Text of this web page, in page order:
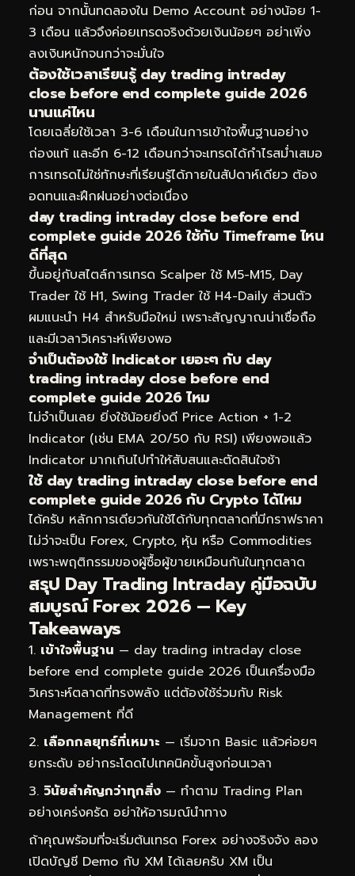
ก่อน จากนั้นทดลองใน Demo Account อย่างน้อย 1-
3 เดือน แล้วจึงค่อยเทรดจริงด้วยเงินน้อยๆ อย่าเพิ่ง
ลงเงินหนักจนกว่าจะมั่นใจ
ต้องใช้เวลาเรียนรู้ day trading intraday
close before end complete guide 2026
นานแค่ไหน
โดยเฉลี่ยใช้เวลา 3-6 เดือนในการเข้าใจพื้นฐานอย่าง
ถ่องแท้ และอีก 6-12 เดือนกว่าจะเทรดได้กำไรสม่ำเสมอ
การเทรดไม่ใช่ทักษะที่เรียนรู้ได้ภายในสัปดาห์เดียว ต้อง
อดทนและฝึกฝนอย่างต่อเนื่อง
day trading intraday close before end
complete guide 2026 ใช้กับ Timeframe ไหน
ดีที่สุด
ขึ้นอยู่กับสไตล์การเทรด Scalper ใช้ M5-M15, Day
Trader ใช้ H1, Swing Trader ใช้ H4-Daily ส่วนตัว
ผมแนะนำ H4 สำหรับมือใหม่ เพราะสัญญาณน่าเชื่อถือ
และมีเวลาวิเคราะห์เพียงพอ
จำเป็นต้องใช้ Indicator เยอะๆ กับ day
trading intraday close before end
complete guide 2026 ไหม
ไม่จำเป็นเลย ยิ่งใช้น้อยยิ่งดี Price Action + 1-2
Indicator (เช่น EMA 20/50 กับ RSI) เพียงพอแล้ว
Indicator มากเกินไปทำให้สับสนและตัดสินใจช้า
ใช้ day trading intraday close before end
complete guide 2026 กับ Crypto ได้ไหม
ได้ครับ หลักการเดียวกันใช้ได้กับทุกตลาดที่มีกราฟราคา
ไม่ว่าจะเป็น Forex, Crypto, หุ้น หรือ Commodities
เพราะพฤติกรรมของผู้ซื้อผู้ขายเหมือนกันในทุกตลาด
สรุป Day Trading Intraday คู่มือฉบับ
สมบูรณ์ Forex 2026 — Key
Takeaways
เข้าใจพื้นฐาน — day trading intraday close
before end complete guide 2026 เป็นเครื่องมือ
วิเคราะห์ตลาดที่ทรงพลัง แต่ต้องใช้ร่วมกับ Risk
Management ที่ดี
เลือกกลยุทธ์ที่เหมาะ — เริ่มจาก Basic แล้วค่อยๆ
ยกระดับ อย่ากระโดดไปเทคนิคขั้นสูงก่อนเวลา
วินัยสำคัญกว่าทุกสิ่ง — ทำตาม Trading Plan
อย่างเคร่งครัด อย่าให้อารมณ์นำทาง
ถ้าคุณพร้อมที่จะเริ่มต้นเทรด Forex อย่างจริงจัง ลอง
เปิดบัญชี Demo กับ XM ได้เลยครับ XM เป็น